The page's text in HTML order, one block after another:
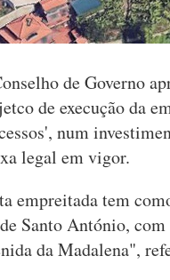
de Governo
de execução da
num
legal em vigor.
empreitada tem
Santo António,
da Madalena",